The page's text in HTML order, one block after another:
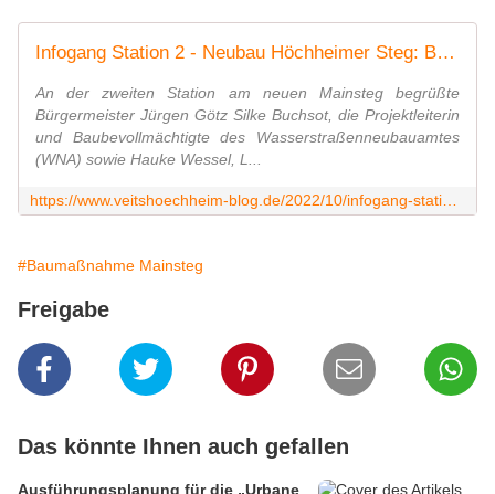
Infogang Station 2 - Neubau Höchheimer Steg: Bürgermeister und WNA sind guter Hoffnung, dass Lupp den Bau im neuen Jahr zu Ende führt - Veitshöchheim News
An der zweiten Station am neuen Mainsteg begrüßte
Bürgermeister Jürgen Götz Silke Buchsot, die Projektleiterin
und Baubevollmächtigte des Wasserstraßenneubauamtes
(WNA) sowie Hauke Wessel, L...
#Baumaßnahme Mainsteg
Freigabe
Das könnte Ihnen auch gefallen
Ausführungsplanung für die „Urbane